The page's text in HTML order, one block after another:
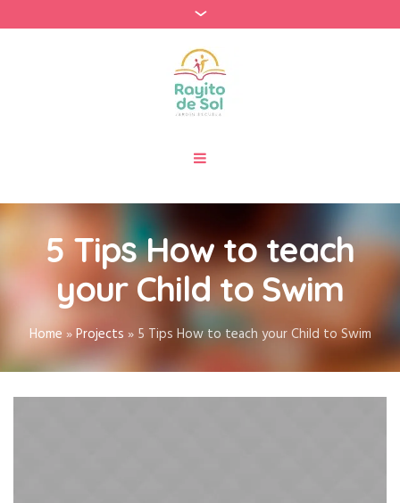
5 Tips How to teach
your Child to Swim
Home »Projects » 5 Tips How to teach your Child to Swim